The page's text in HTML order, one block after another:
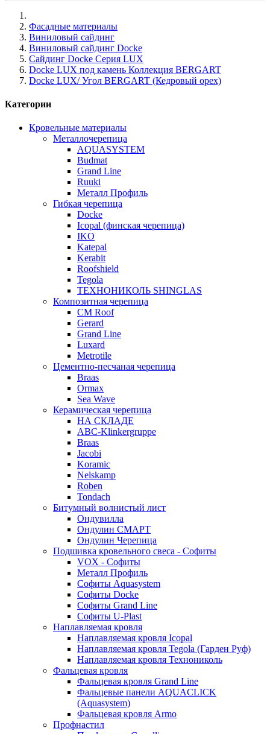
Фасадные материалы
Виниловый сайдинг
Виниловый сайдинг Docke
Сайдинг Docke Серия LUX
Docke LUX под камень Коллекция BERGART
Docke LUX/ Угол BERGART (Кедровый орех)
Категории
Кровельные материалы
Металлочерепица
AQUASYSTEM
Budmat
Grand Line
Ruuki
Металл Профиль
Гибкая черепица
Docke
Icopal (финская черепица)
IKO
Katepal
Kerabit
Roofshield
Tegola
ТЕХНОНИКОЛЬ SHINGLAS
Композитная черепица
CM Roof
Gerard
Grand Line
Luxard
Metrotile
Цементно-песчаная черепица
Braas
Ormax
Sea Wave
Керамическая черепица
НА СКЛАДЕ
ABC-Klinkergruppe
Braas
Jacobi
Koramic
Nelskamp
Roben
Tondach
Битумный волнистый лист
Ондувилла
Ондулин СМАРТ
Ондулин Черепица
Подшивка кровельного свеса - Софиты
VOX - Софиты
Металл Профиль
Софиты Aquasystem
Софиты Docke
Софиты Grand Line
Софиты U-Plast
Наплавляемая кровля
Наплавляемая кровля Icopal
Наплавляемая кровля Tegola (Гарден Руф)
Наплавляемая кровля Технониколь
Фальцевая кровля
Фальцевая кровля Grand Line
Фальцевые панели AQUACLICK
(Aquasystem)
Фальцевая кровля Armo
Профнастил